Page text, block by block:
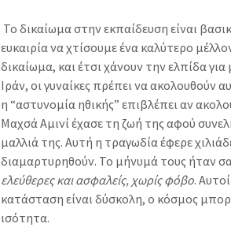
Το δικαίωμα στην εκπαίδευση είναι
ευκαιρία να χτίσουμε ένα καλύτερο
δικαίωμα, και έτσι χάνουν την ελπίδα
Ιράν, οι γυναίκες πρέπει να ακολουθούν
η “αστυνομία ηθικής” επιβλέπει αν
Μαχσά Αμινί έχασε τη ζωή της αφού
μαλλιά της. Αυτή η τραγωδία έφερε
διαμαρτυρηθούν. Το μήνυμά τους ήταν
ελεύθερες και ασφαλείς, χωρίς φόβο.
κατάσταση είναι δύσκολη, ο κόσμος
ισότητα.